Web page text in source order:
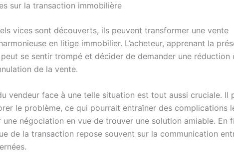
sur la transaction immobilière
vices sont découverts, ils peuvent transformer une vente
en litige immobilier. L’acheteur, apprenant la
se sentir trompé et décider de demander une réduction
de la vente.
vendeur face à une telle situation est tout aussi cruciale. Il
le problème, ce qui pourrait entraîner des complications
une négociation en vue de trouver une solution amiable. En
de la transaction repose souvent sur la communication